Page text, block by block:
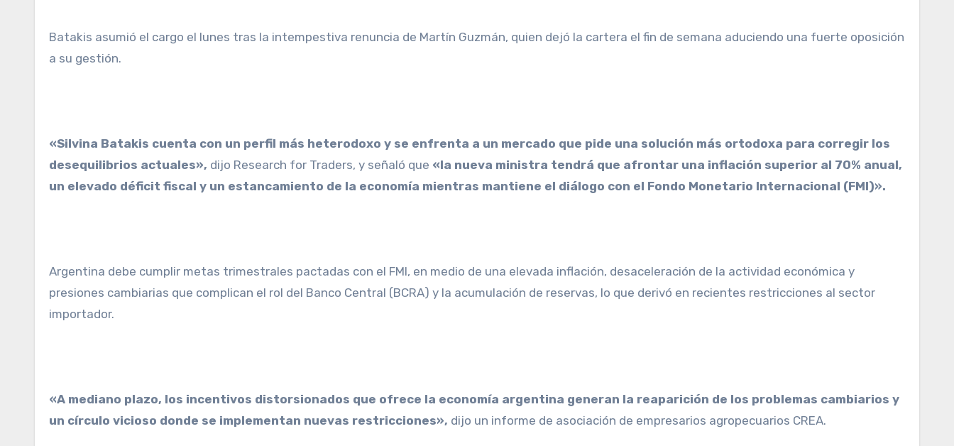
Batakis asumió el cargo el lunes tras la intempestiva renuncia de Martín Guzmán, quien dejó la cartera el fin de semana aduciendo una fuerte oposición
a su gestión.
«Silvina Batakis cuenta con un perfil más heterodoxo y se enfrenta a un mercado que pide una solución más ortodoxa para corregir los
desequilibrios actuales», dijo Research for Traders, y señaló que «la nueva ministra tendrá que afrontar una inflación superior al 70% anual,
un elevado déficit fiscal y un estancamiento de la economía mientras mantiene el diálogo con el Fondo Monetario Internacional (FMI)».
Argentina debe cumplir metas trimestrales pactadas con el FMI, en medio de una elevada inflación, desaceleración de la actividad económica y
presiones cambiarias que complican el rol del Banco Central (BCRA) y la acumulación de reservas, lo que derivó en recientes restricciones al sector
importador.
«A mediano plazo, los incentivos distorsionados que ofrece la economía argentina generan la reaparición de los problemas cambiarios y
un círculo vicioso donde se implementan nuevas restricciones», dijo un informe de asociación de empresarios agropecuarios CREA.